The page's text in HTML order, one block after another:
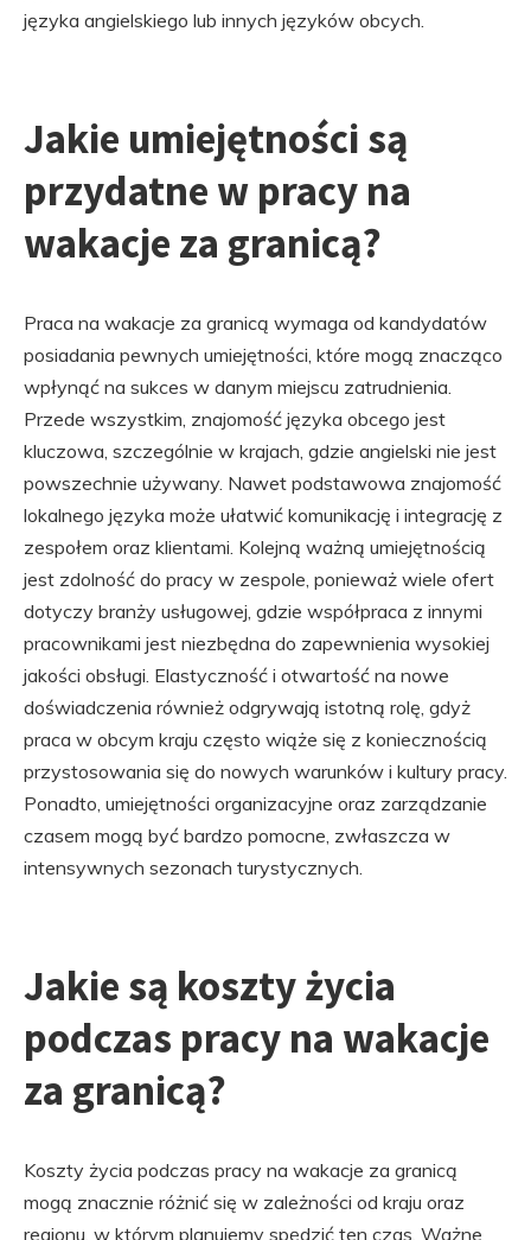
języka angielskiego lub innych języków obcych.
Jakie umiejętności są
przydatne w pracy na
wakacje za granicą?
Praca na wakacje za granicą wymaga od kandydatów
posiadania pewnych umiejętności, które mogą znacząco
wpłynąć na sukces w danym miejscu zatrudnienia.
Przede wszystkim, znajomość języka obcego jest
kluczowa, szczególnie w krajach, gdzie angielski nie jest
powszechnie używany. Nawet podstawowa znajomość
lokalnego języka może ułatwić komunikację i integrację z
zespołem oraz klientami. Kolejną ważną umiejętnością
jest zdolność do pracy w zespole, ponieważ wiele ofert
dotyczy branży usługowej, gdzie współpraca z innymi
pracownikami jest niezbędna do zapewnienia wysokiej
jakości obsługi. Elastyczność i otwartość na nowe
doświadczenia również odgrywają istotną rolę, gdyż
praca w obcym kraju często wiąże się z koniecznością
przystosowania się do nowych warunków i kultury pracy.
Ponadto, umiejętności organizacyjne oraz zarządzanie
czasem mogą być bardzo pomocne, zwłaszcza w
intensywnych sezonach turystycznych.
Jakie są koszty życia
podczas pracy na wakacje
za granicą?
Koszty życia podczas pracy na wakacje za granicą
mogą znacznie różnić się w zależności od kraju oraz
regionu, w którym planujemy spędzić ten czas. Ważne